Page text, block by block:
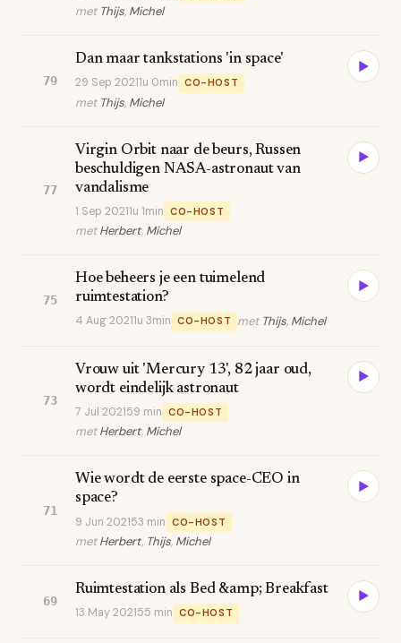
met Thijs, Michel
79
Dan maar tankstations 'in space'
29 Sep 20211u 0min CO-HOST
met Thijs, Michel
▶
77
Virgin Orbit naar de beurs, Russen
beschuldigen NASA-astronaut van
vandalisme
1 Sep 20211u 1min CO-HOST
metHerbert, Michel
▶
75
Hoe beheers je een tuimelend
ruimtestation?
4 Aug 20211u 3min CO-HOST met Thijs, Michel
▶
73
Vrouw uit 'Mercury 13', 82 jaar oud,
wordt eindelijk astronaut
7 Jul 202159 min CO-HOST
metHerbert, Michel
▶
71
Wie wordt de eerste space-CEO in
space?
9 Jun 202153 min CO-HOST
metHerbert, Thijs, Michel
▶
69
Ruimtestation als Bed &amp; Breakfast
13 May 202155 min CO-HOST
▶